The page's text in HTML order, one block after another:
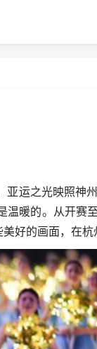
运之光映照神
暖的。从开赛
好的画面，在